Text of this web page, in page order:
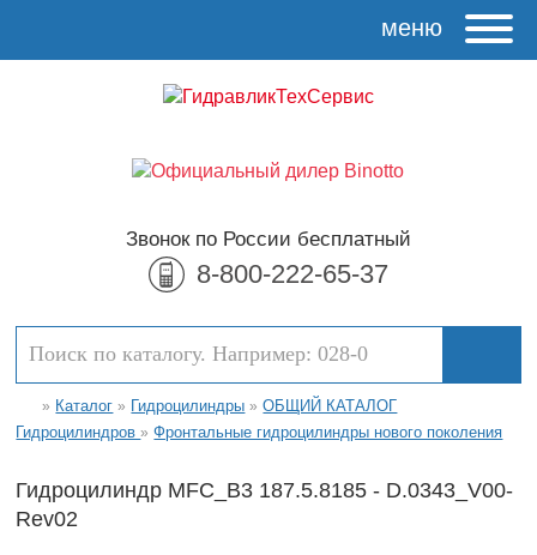
меню
Звонок по России бесплатный
8-800-222-65-37
» Каталог » Гидроцилиндры » ОБЩИЙ КАТАЛОГ
Гидроцилиндров» Фронтальные гидроцилиндры нового поколения
Гидроцилиндр MFC_B3 187.5.8185 - D.0343_V00-
Rev02